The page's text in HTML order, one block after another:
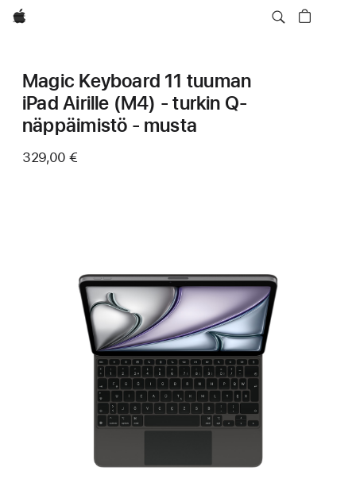
Apple
Magic Keyboard 11 tuuman
iPad Airille (M4) - turkin Q-
näppäimistö - musta
329,00 €